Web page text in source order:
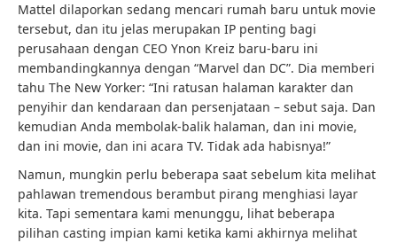
Mattel dilaporkan sedang mencari rumah baru untuk movie
tersebut, dan itu jelas merupakan IP penting bagi
perusahaan dengan CEO Ynon Kreiz baru-baru ini
membandingkannya dengan “Marvel dan DC”. Dia memberi
tahu The New Yorker: “Ini ratusan halaman karakter dan
penyihir dan kendaraan dan persenjataan – sebut saja. Dan
kemudian Anda membolak-balik halaman, dan ini movie,
dan ini movie, dan ini acara TV. Tidak ada habisnya!”
Namun, mungkin perlu beberapa saat sebelum kita melihat
pahlawan tremendous berambut pirang menghiasi layar
kita. Tapi sementara kami menunggu, lihat beberapa
pilihan casting impian kami ketika kami akhirnya melihat